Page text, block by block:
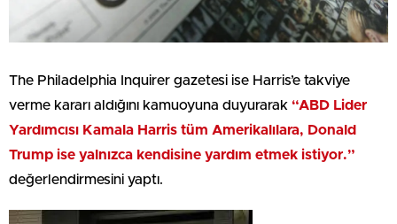
The Philadelphia Inquirer gazetesi ise Harris’e takviye
verme kararı aldığını kamuoyuna duyurarak “ABD Lider
Yardımcısı Kamala Harris tüm Amerikalılara, Donald
Trump ise yalnızca kendisine yardım etmek istiyor.”
değerlendirmesini yaptı.